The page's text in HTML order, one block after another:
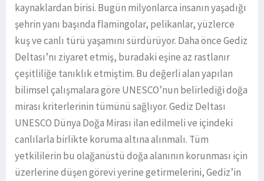
kaynaklardan birisi. Bugün milyonlarca insanın yaşadığı
şehrin yanı başında flamingolar, pelikanlar, yüzlerce
kuş ve canlı türü yaşamını sürdürüyor. Daha önce Gediz
Deltası’nı ziyaret etmiş, buradaki eşine az rastlanır
çeşitliliğe tanıklık etmiştim. Bu değerli alan yapılan
bilimsel çalışmalara göre UNESCO’nun belirlediği doğa
mirası kriterlerinin tümünü sağlıyor. Gediz Deltası
UNESCO Dünya Doğa Mirası ilan edilmeli ve içindeki
canlılarla birlikte koruma altına alınmalı. Tüm
yetkililerin bu olağanüstü doğa alanının korunması için
üzerlerine düşen görevi yerine getirmelerini, Gediz’in